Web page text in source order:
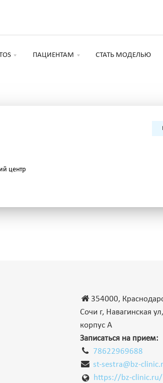
ПАЦИЕНТАМ СТАТЬ МОДЕЛЬЮ
центр
354000,
Сочи г, Навагинская
корпус А
Записаться на прием:
78622969688
st-sestra@bz-
https://bz-clinic.ru/